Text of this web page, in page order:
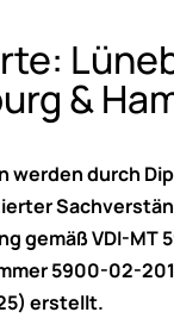
&
werden durch
gemäß VDI-MT
5900-02-
erstellt.